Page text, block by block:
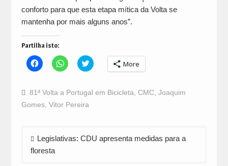
conforto para que esta etapa mítica da Volta se
mantenha por mais alguns anos”.
Partilha isto:
Click
to
Facebook
(Opens
in
new
Click
to
WhatsApp
(Opens
in
new
Click
to
Twitter
(Opens
More
81ª Volta a Portugal em Bicicleta CMC, Joaquim
Gomes, Vitor Pereira
Navegação
de
Legislativas: CDU apresenta medidas para a
floresta